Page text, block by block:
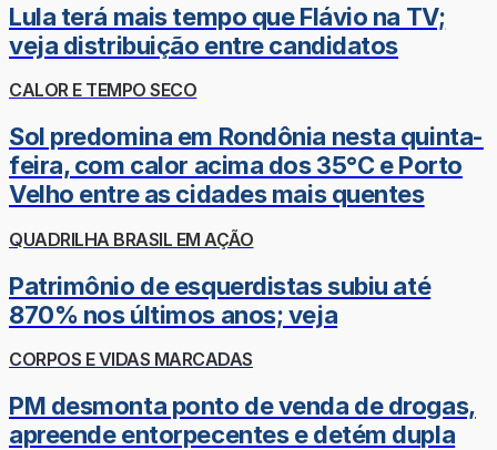
Lula terá mais tempo que Flávio na TV;
veja distribuição entre candidatos
CALOR E TEMPO SECO
Sol predomina em Rondônia nesta quinta-
feira, com calor acima dos 35°C e Porto
Velho entre as cidades mais quentes
QUADRILHA BRASIL EM AÇÃO
Patrimônio de esquerdistas subiu até
870% nos últimos anos; veja
CORPOS E VIDAS MARCADAS
PM desmonta ponto de venda de drogas,
apreende entorpecentes e detém dupla